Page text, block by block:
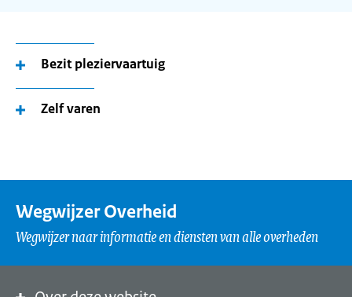
Bezit pleziervaartuig
Zelf varen
Wegwijzer Overheid
Wegwijzer naar informatie en diensten van alle overheden